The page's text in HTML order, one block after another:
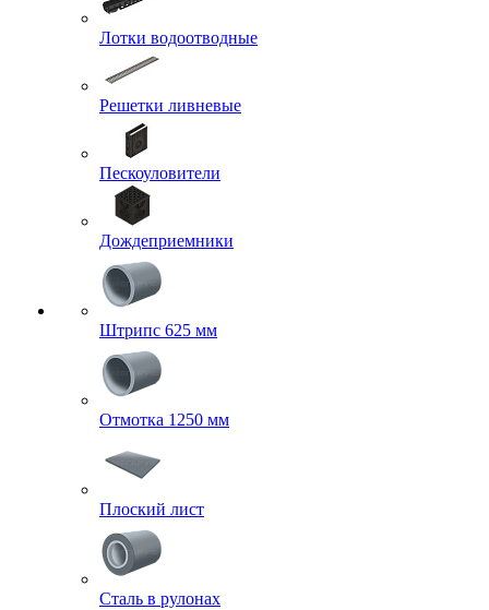
Лотки водоотводные
Решетки ливневые
Пескоуловители
Дождеприемники
Штрипс 625 мм
Отмотка 1250 мм
Плоский лист
Сталь в рулонах